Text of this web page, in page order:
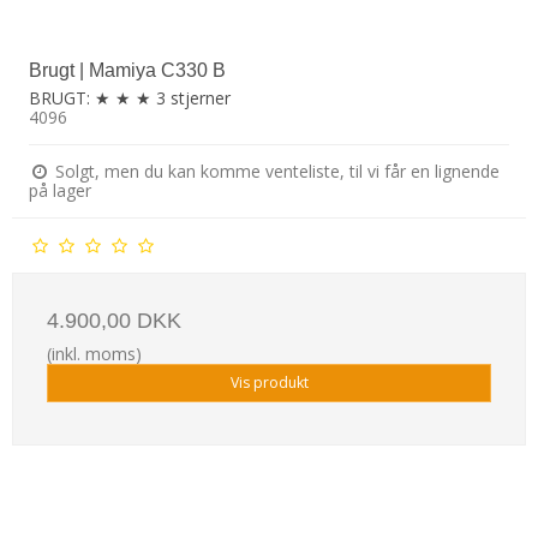
Brugt | Mamiya C330 B
BRUGT: ★ ★ ★ 3 stjerner
4096
Solgt, men du kan komme venteliste, til vi får en lignende
på lager
4.900,00 DKK
(inkl. moms)
Vis produkt